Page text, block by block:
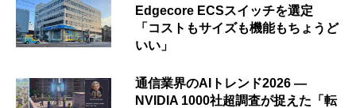
Edgecore ECSスイッチを選定
「コストもサイズも機能もちょうど
いい」
通信業界のAIトレンド2026 ―
NVIDIA 1000社超調査が捉えた「転